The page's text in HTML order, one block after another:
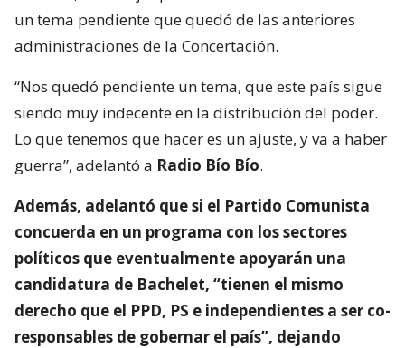
un tema pendiente que quedó de las anteriores
administraciones de la Concertación.
“Nos quedó pendiente un tema, que este país sigue
siendo muy indecente en la distribución del poder.
Lo que tenemos que hacer es un ajuste, y va a haber
guerra”, adelantó a Radio Bío Bío.
Además, adelantó que si el Partido Comunista
concuerda en un programa con los sectores
políticos que eventualmente apoyarán una
candidatura de Bachelet, “tienen el mismo
derecho que el PPD, PS e independientes a ser co-
responsables de gobernar el país”, dejando